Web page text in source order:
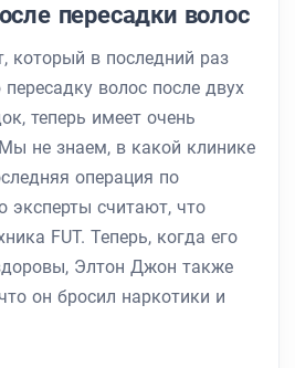
пересадки волос
который в последний раз
волос после двух
теперь имеет очень
не знаем, в какой клинике
операция по
эксперты считают, что
FUT. Теперь, когда его
Элтон Джон также
он бросил наркотики и